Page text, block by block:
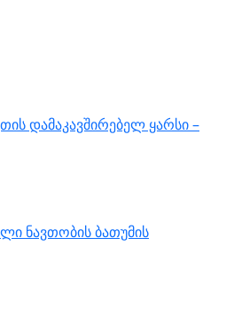
დამაკავშირებელ ყარსი –
ნავთობის ბათუმის